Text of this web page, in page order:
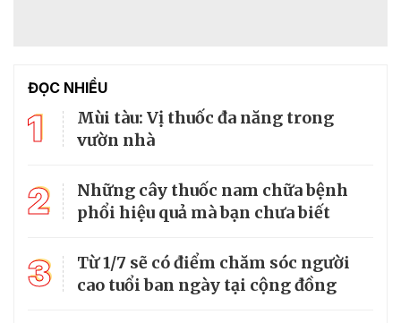
ĐỌC NHIỀU
1
Mùi tàu: Vị thuốc đa năng trong
vườn nhà
2
Những cây thuốc nam chữa bệnh
phổi hiệu quả mà bạn chưa biết
3
Từ 1/7 sẽ có điểm chăm sóc người
cao tuổi ban ngày tại cộng đồng